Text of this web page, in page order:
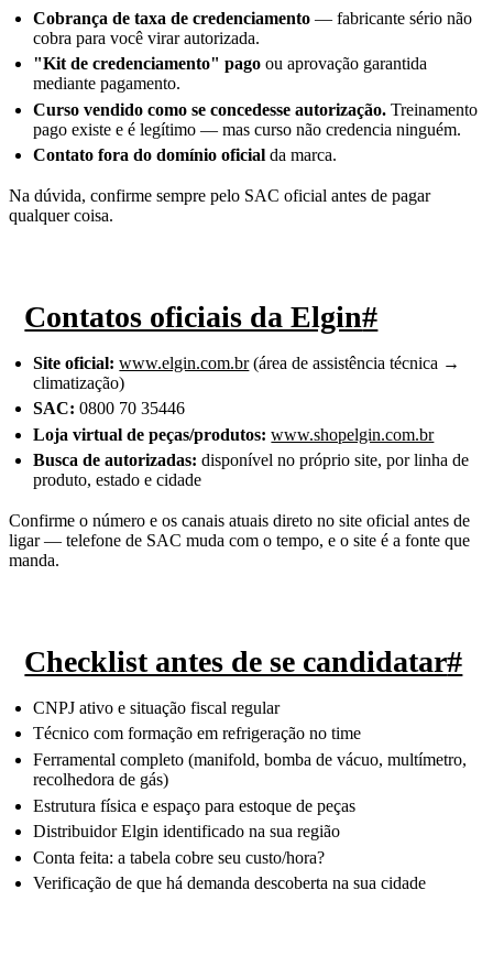
Cobrança de taxa de credenciamento — fabricante sério não
cobra para você virar autorizada.
"Kit de credenciamento" pago ou aprovação garantida
mediante pagamento.
Curso vendido como se concedesse autorização. Treinamento
pago existe e é legítimo — mas curso não credencia ninguém.
Contato fora do domínio oficial da marca.
Na dúvida, confirme sempre pelo SAC oficial antes de pagar
qualquer coisa.
Contatos oficiais da Elgin#
Site oficial: www.elgin.com.br(área de assistência técnica →
climatização)
SAC: 0800 70 35446
Loja virtual de peças/produtos: www.shopelgin.com.br
Busca de autorizadas: disponível no próprio site, por linha de
produto, estado e cidade
Confirme o número e os canais atuais direto no site oficial antes de
ligar — telefone de SAC muda com o tempo, e o site é a fonte que
manda.
Checklist antes de se candidatar#
CNPJ ativo e situação fiscal regular
Técnico com formação em refrigeração no time
Ferramental completo (manifold, bomba de vácuo, multímetro,
recolhedora de gás)
Estrutura física e espaço para estoque de peças
Distribuidor Elgin identificado na sua região
Conta feita: a tabela cobre seu custo/hora?
Verificação de que há demanda descoberta na sua cidade